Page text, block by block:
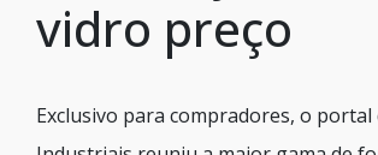
vidro preço
Exclusivo para compradores, o portal